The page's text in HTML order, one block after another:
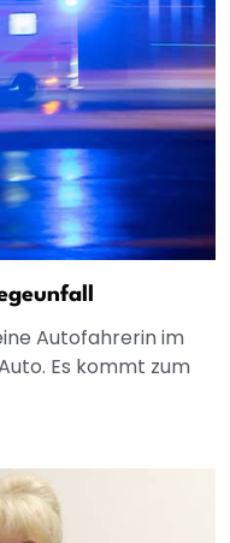
Autofahrerin im
Es kommt zum